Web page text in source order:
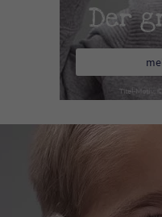
Der